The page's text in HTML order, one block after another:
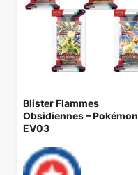
Blister Flammes
Obsidiennes – Pokémon
EV03